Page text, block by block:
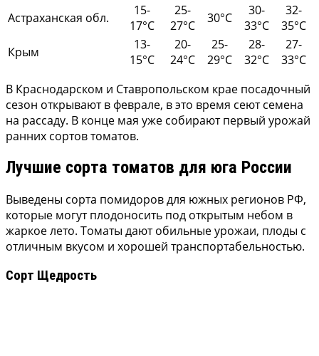
Астраханская обл.
15-
17°С
25-
27°С
30°С
30-
33°С
32-
35°С
Крым
13-
15°С
20-
24°С
25-
29°С
28-
32°С
27-
33°С
В Краснодарском и Ставропольском крае посадочный
сезон открывают в феврале, в это время сеют семена
на рассаду. В конце мая уже собирают первый урожай
ранних сортов томатов.
Лучшие сорта томатов для юга России
Выведены сорта помидоров для южных регионов РФ,
которые могут плодоносить под открытым небом в
жаркое лето. Томаты дают обильные урожаи, плоды с
отличным вкусом и хорошей транспортабельностью.
Сорт Щедрость